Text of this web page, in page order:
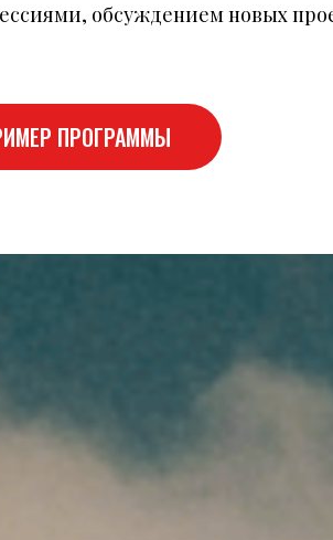
обсуждением новых
ПРОГРАММЫ